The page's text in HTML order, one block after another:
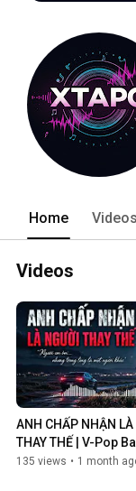
Home Videos
Videos
ANH CHẤP NHẬN LÀ
THAY THẾ | V-Pop
Buồn
135 views • 1 month